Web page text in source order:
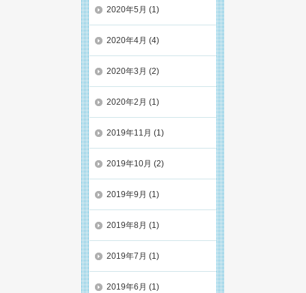
2020年5月 (1)
2020年4月 (4)
2020年3月 (2)
2020年2月 (1)
2019年11月 (1)
2019年10月 (2)
2019年9月 (1)
2019年8月 (1)
2019年7月 (1)
2019年6月 (1)